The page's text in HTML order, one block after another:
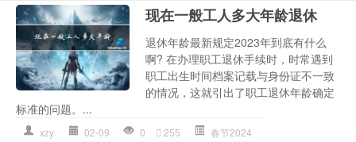
现在一般工人多大年龄退休
退休年龄最新规定2023年到底有什么
啊? 在办理职工退休手续时，时常遇到
职工出生时间档案记载与身份证不一致
的情况，这就引出了职工退休年龄确定
标准的问题。...
xzy 02-09 0 255 春节2024